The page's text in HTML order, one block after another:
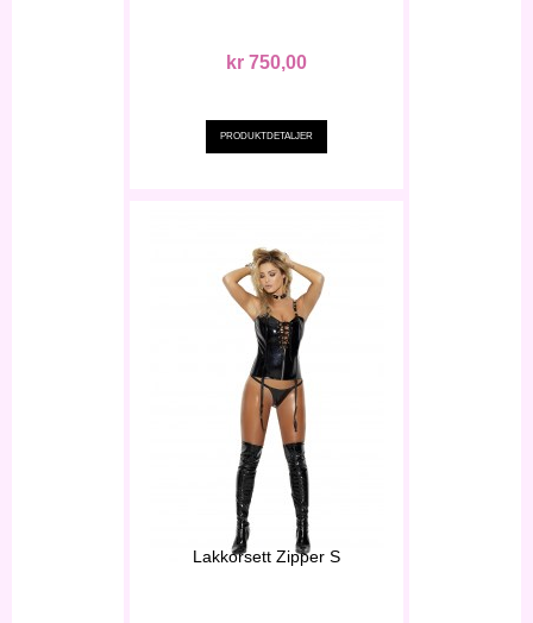
kr 750,00
PRODUKTDETALJER
Lakkorsett Zipper S